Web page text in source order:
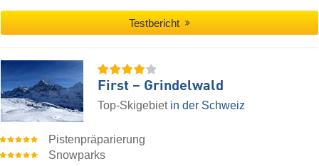
Testbericht
First – Grindelwald
Top-Skigebiet in der Schweiz
Pistenpräparierung
Snowparks